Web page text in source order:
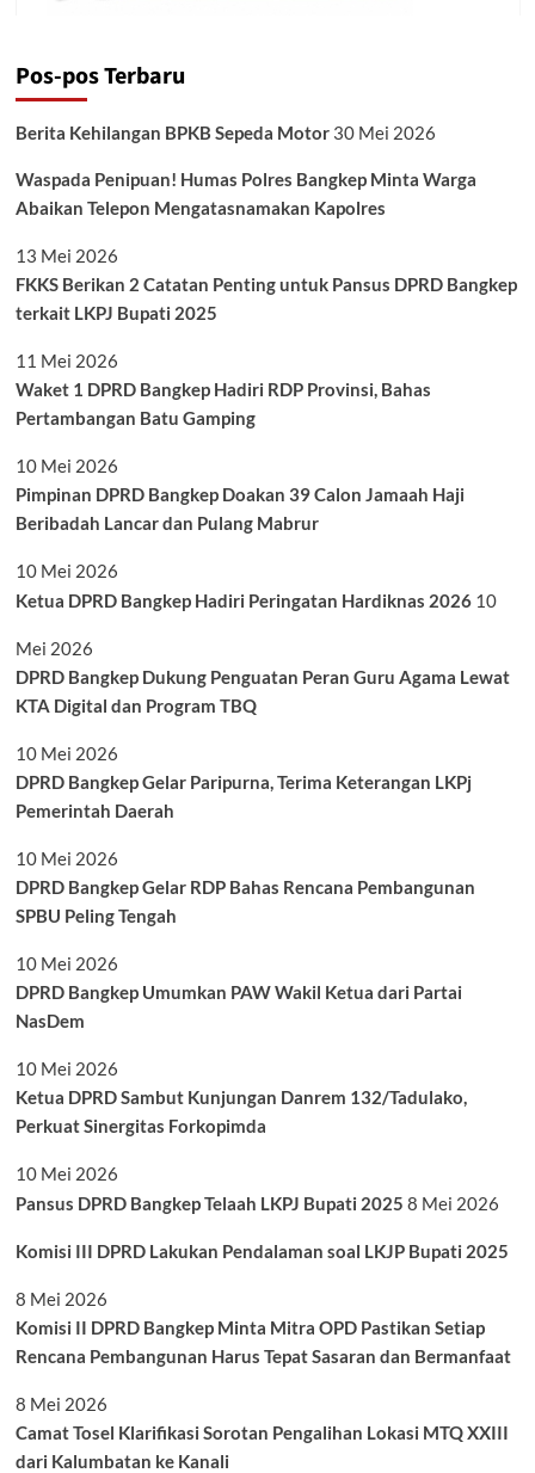
Pos-pos Terbaru
Berita Kehilangan BPKB Sepeda Motor 30 Mei 2026
Waspada Penipuan! Humas Polres Bangkep Minta Warga
Abaikan Telepon Mengatasnamakan Kapolres
13 Mei 2026
FKKS Berikan 2 Catatan Penting untuk Pansus DPRD Bangkep
terkait LKPJ Bupati 2025
11 Mei 2026
Waket 1 DPRD Bangkep Hadiri RDP Provinsi, Bahas
Pertambangan Batu Gamping
10 Mei 2026
Pimpinan DPRD Bangkep Doakan 39 Calon Jamaah Haji
Beribadah Lancar dan Pulang Mabrur
10 Mei 2026
Ketua DPRD Bangkep Hadiri Peringatan Hardiknas 2026 10
Mei 2026
DPRD Bangkep Dukung Penguatan Peran Guru Agama Lewat
KTA Digital dan Program TBQ
10 Mei 2026
DPRD Bangkep Gelar Paripurna, Terima Keterangan LKPj
Pemerintah Daerah
10 Mei 2026
DPRD Bangkep Gelar RDP Bahas Rencana Pembangunan
SPBU Peling Tengah
10 Mei 2026
DPRD Bangkep Umumkan PAW Wakil Ketua dari Partai
NasDem
10 Mei 2026
Ketua DPRD Sambut Kunjungan Danrem 132/Tadulako,
Perkuat Sinergitas Forkopimda
10 Mei 2026
Pansus DPRD Bangkep Telaah LKPJ Bupati 2025 8 Mei 2026
Komisi III DPRD Lakukan Pendalaman soal LKJP Bupati 2025
8 Mei 2026
Komisi II DPRD Bangkep Minta Mitra OPD Pastikan Setiap
Rencana Pembangunan Harus Tepat Sasaran dan Bermanfaat
8 Mei 2026
Camat Tosel Klarifikasi Sorotan Pengalihan Lokasi MTQ XXIII
dari Kalumbatan ke Kanali